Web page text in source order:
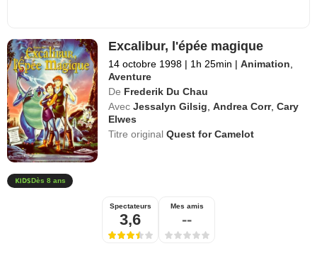
Excalibur, l'épée magique
14 octobre 1998 | 1h 25min | Animation
Aventure
De Frederik Du Chau
Avec Jessalyn Gilsig ,Andrea Corr,Cary
Elwes
Titre originalQuest for Camelot
Dès 8 ans
Spectateurs
3,6
Mes amis
--